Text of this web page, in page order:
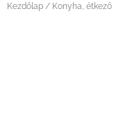
Kezdőlap / Konyha, étkező